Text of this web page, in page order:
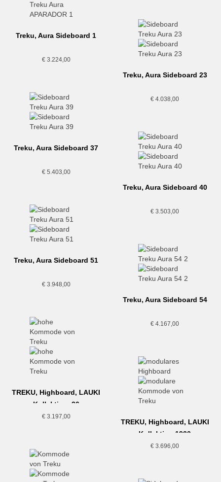
Treku, Aura Sideboard 1
€3.224,00
Treku, Aura Sideboard 23
€ 4.038,00
Treku, Aura Sideboard 37
€5.403,00
Treku, Aura Sideboard 40
€ 3.503,00
Treku, Aura Sideboard 51
€3.948,00
Treku, Aura Sideboard 54
€ 4.167,00
TREKU, Highboard, LAUKI
Kollektion, 26
€3.197,00
TREKU, Highboard, LAUKI
Kollektion,1920
€ 3.696,00